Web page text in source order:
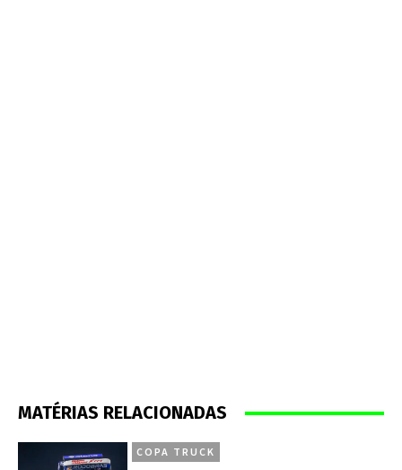
MATÉRIAS RELACIONADAS
COPA TRUCK